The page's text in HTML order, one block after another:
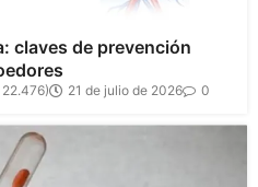
claves de prevención
21 de julio de 2026 0